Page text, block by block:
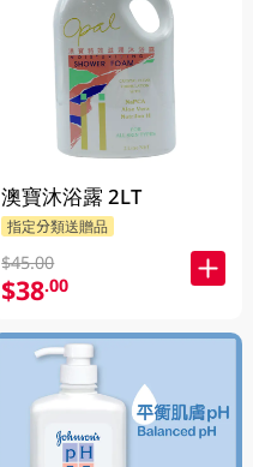
澳寶沐浴露 2LT
指定分類送贈品
$45.00
$38.00